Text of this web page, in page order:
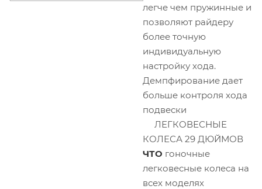
легче чем пружинные и
позволяют райдеру
более точную
индивидуальную
настройку хода.
Демпфирование дает
больше контроля хода
подвески
ЛЕГКОВЕСНЫЕ
КОЛЕСА 29 ДЮЙМОВ
ЧТО гоночные
легковесные колеса на
всех моделях